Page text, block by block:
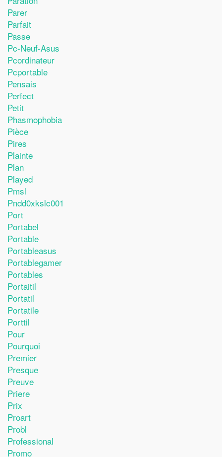
Parer
Parfait
Passe
Pc-Neuf-Asus
Pcordinateur
Pcportable
Pensais
Perfect
Petit
Phasmophobia
Pièce
Pires
Plainte
Plan
Played
Pmsl
Pndd0xkslc001
Port
Portabel
Portable
Portableasus
Portablegamer
Portables
Portaitil
Portatil
Portatile
Porttil
Pour
Pourquoi
Premier
Presque
Preuve
Priere
Prix
Proart
Probl
Professional
Promo